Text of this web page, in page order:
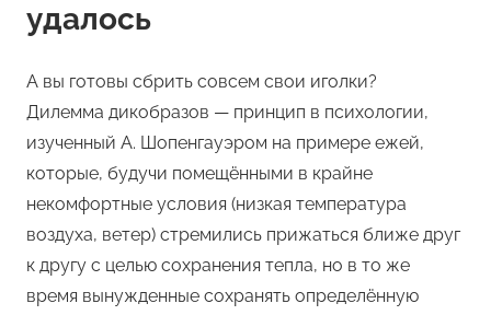
удалось
А вы готовы сбрить совсем свои иголки?
Дилемма дикобразов — принцип в психологии,
изученный А. Шопенгауэром на примере ежей,
которые, будучи помещёнными в крайне
некомфортные условия (низкая температура
воздуха, ветер) стремились прижаться ближе друг
к другу с целью сохранения тепла, но в то же
время вынужденные сохранять определённую